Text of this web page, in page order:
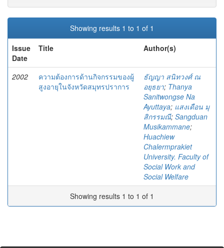
Showing results 1 to 1 of 1
Issue
Date
Title Author(s)
2002
ความต้องการด้านกิจกรรมของผู้
สูงอายุในจังหวัดสมุทรปราการ
ธัญญา สนิทวงศ์ ณ
อยุธยา; Thanya
Sanitwongse Na
Ayuttaya; แสงเดือน มุ
สิกรรมณี; Sangduan
Musikammane;
Huachiew
Chalermprakiet
University. Faculty of
Social Work and
Social Welfare
Showing results 1 to 1 of 1